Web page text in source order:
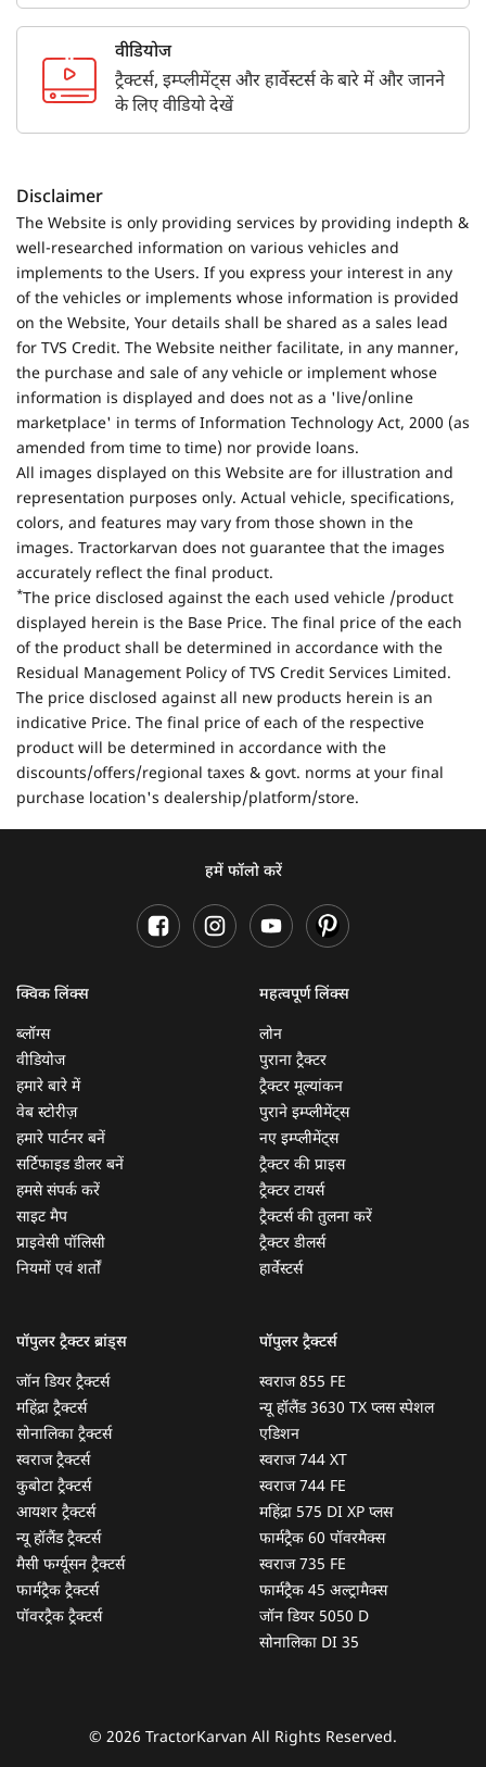
वीडियोज
ट्रैक्टर्स, इम्प्लीमेंट्स और हार्वेस्टर्स के बारे में और जानने
के लिए वीडियो देखें
Disclaimer
The Website is only providing services by providing indepth &
well-researched information on various vehicles and
implements to the Users. If you express your interest in any
of the vehicles or implements whose information is provided
on the Website, Your details shall be shared as a sales lead
for TVS Credit. The Website neither facilitate, in any manner,
the purchase and sale of any vehicle or implement whose
information is displayed and does not as a 'live/online
marketplace' in terms of Information Technology Act, 2000 (as
amended from time to time) nor provide loans.
All images displayed on this Website are for illustration and
representation purposes only. Actual vehicle, specifications,
colors, and features may vary from those shown in the
images. Tractorkarvan does not guarantee that the images
accurately reflect the final product.
*The price disclosed against the each used vehicle /product
displayed herein is the Base Price. The final price of the each
of the product shall be determined in accordance with the
Residual Management Policy of TVS Credit Services Limited.
The price disclosed against all new products herein is an
indicative Price. The final price of each of the respective
product will be determined in accordance with the
discounts/offers/regional taxes & govt. norms at your final
purchase location's dealership/platform/store.
हमें फॉलो करें
क्विक लिंक्स
ब्लॉग्स
वीडियोज
हमारे बारे में
वेब स्टोरीज़
हमारे पार्टनर बनें
सर्टिफाइड डीलर बनें
हमसे संपर्क करें
साइट मैप
प्राइवेसी पॉलिसी
नियमों एवं शर्तों
महत्वपूर्ण लिंक्स
लोन
पुराना ट्रैक्टर
ट्रैक्टर मूल्यांकन
पुराने इम्प्लीमेंट्स
नए इम्प्लीमेंट्स
ट्रैक्टर की प्राइस
ट्रैक्टर टायर्स
ट्रैक्टर्स की तुलना करें
ट्रैक्टर डीलर्स
हार्वेस्टर्स
पॉपुलर ट्रैक्टर ब्रांड्स
जॉन डियर ट्रैक्टर्स
महिंद्रा ट्रैक्टर्स
सोनालिका ट्रैक्टर्स
स्वराज ट्रैक्टर्स
कुबोटा ट्रैक्टर्स
आयशर ट्रैक्टर्स
न्यू हॉलैंड ट्रैक्टर्स
मैसी फर्ग्यूसन ट्रैक्टर्स
फार्मट्रैक ट्रैक्टर्स
पॉवरट्रैक ट्रैक्टर्स
पॉपुलर ट्रैक्टर्स
स्वराज 855 FE
न्यू हॉलैंड 3630 TX प्लस स्पेशल
एडिशन
स्वराज 744 XT
स्वराज 744 FE
महिंद्रा 575 DI XP प्लस
फार्मट्रैक 60 पॉवरमैक्स
स्वराज 735 FE
फार्मट्रैक 45 अल्ट्रामैक्स
जॉन डियर 5050 D
सोनालिका DI 35
© 2026 TractorKarvan All Rights Reserved.